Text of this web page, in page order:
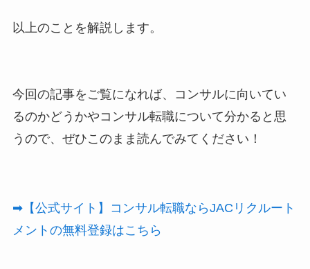
以上のことを解説します。
今回の記事をご覧になれば、コンサルに向いてい
るのかどうかやコンサル転職について分かると思
うので、ぜひこのまま読んでみてください！
➡【公式サイト】コンサル転職ならJACリクルート
メントの無料登録はこちら